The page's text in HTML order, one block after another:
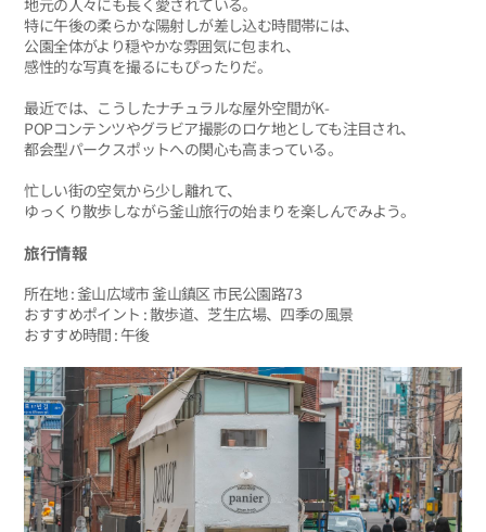
特に午後の柔らかな陽射しが差し込む時間帯には、
公園全体がより穏やかな雰囲気に包まれ、
感性的な写真を撮るにもぴったりだ。
最近では、こうしたナチュラルな屋外空間がK-
POPコンテンツやグラビア撮影のロケ地としても注目され、
都会型パークスポットへの関心も高まっている。
忙しい街の空気から少し離れて、
ゆっくり散歩しながら釜山旅行の始まりを楽しんでみよう。
旅行情報
所在地 : 釜山広域市 釜山鎮区 市民公園路73
おすすめポイント : 散歩道、芝生広場、四季の風景
おすすめ時間 : 午後